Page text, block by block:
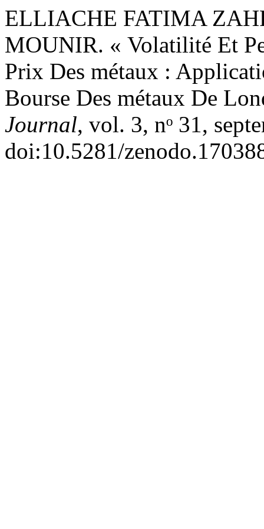
ELLIACHE FATIMA
MOUNIR. « Volatilité Et
Prix Des métaux :
Bourse Des métaux De
Journal, vol. 3, nᵒ 31,
doi:10.5281/